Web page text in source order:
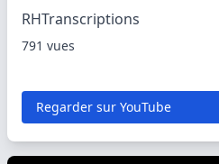
RHTranscriptions
791 vues
Regarder sur YouTube